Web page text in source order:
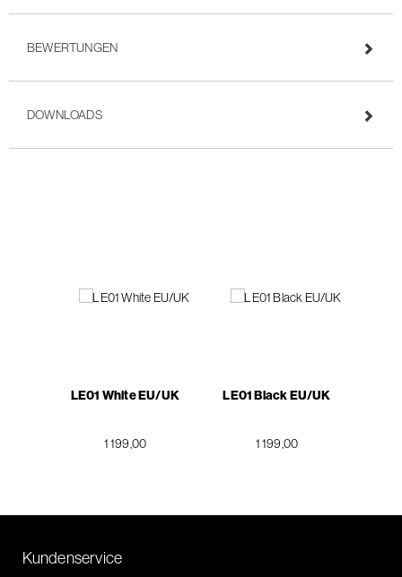
BEWERTUNGEN
DOWNLOADS
LE01 White EU/UK
1 199,00
LE01 Black EU/UK
1 199,00
Kundenservice